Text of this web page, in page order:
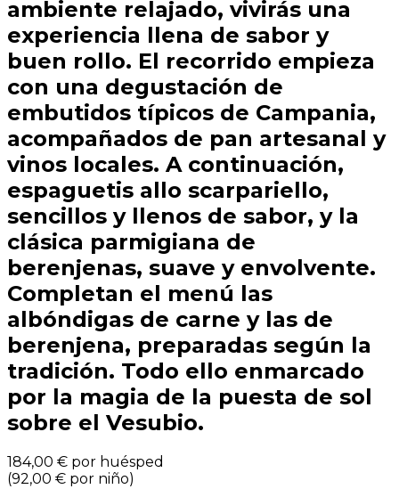
ambiente relajado, vivirás una
experiencia llena de sabor y
buen rollo. El recorrido empieza
con una degustación de
embutidos típicos de Campania,
acompañados de pan artesanal y
vinos locales. A continuación,
espaguetis allo scarpariello,
sencillos y llenos de sabor, y la
clásica parmigiana de
berenjenas, suave y envolvente.
Completan el menú las
albóndigas de carne y las de
berenjena, preparadas según la
tradición. Todo ello enmarcado
por la magia de la puesta de sol
sobre el Vesubio.
184,00 € por huésped
(92,00 € por niño)